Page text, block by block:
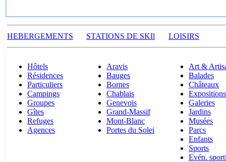
HEBERGEMENTS STATIONS DE SKIl LOISIRS
Hôtels
Résidences
Particuliers
Campings
Groupes
Gîtes
Refuges
Agences
Aravis
Bauges
Bornes
Chablais
Genevois
Grand-Massif
Mont-Blanc
Portes du Solei
Art &
Balades
Châteaux
Expositions
Galeries
Jardins
Musées
Parcs
Enfants
Sports
Evén.